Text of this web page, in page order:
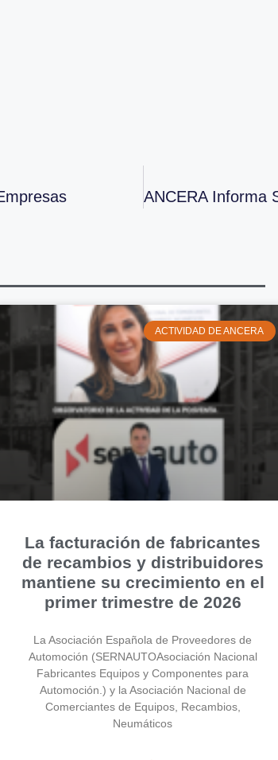
ACTIVIDAD DE ANCERA
La facturación de fabricantes
de recambios y distribuidores
mantiene su crecimiento en el
primer trimestre de 2026
La Asociación Española de Proveedores de
Automoción (SERNAUTOAsociación Nacional
Fabricantes Equipos y Componentes para
Automoción.) y la Asociación Nacional de
Comerciantes de Equipos, Recambios,
Neumáticos